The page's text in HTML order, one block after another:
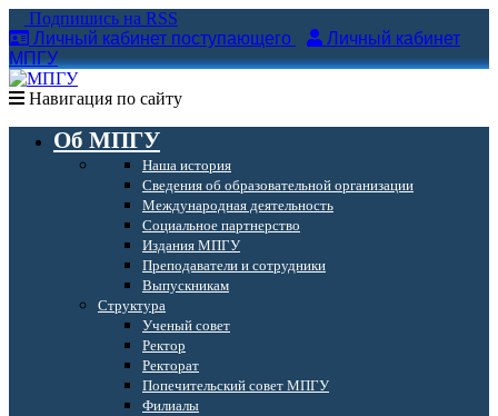
Подпишись на RSS
Личный кабинет поступающего
Личный кабинет
МПГУ
Навигация по сайту
Об МПГУ
Наша история
Сведения об образовательной организации
Международная деятельность
Социальное партнерство
Издания МПГУ
Преподаватели и сотрудники
Выпускникам
Структура
Ученый совет
Ректор
Ректорат
Попечительский совет МПГУ
Филиалы